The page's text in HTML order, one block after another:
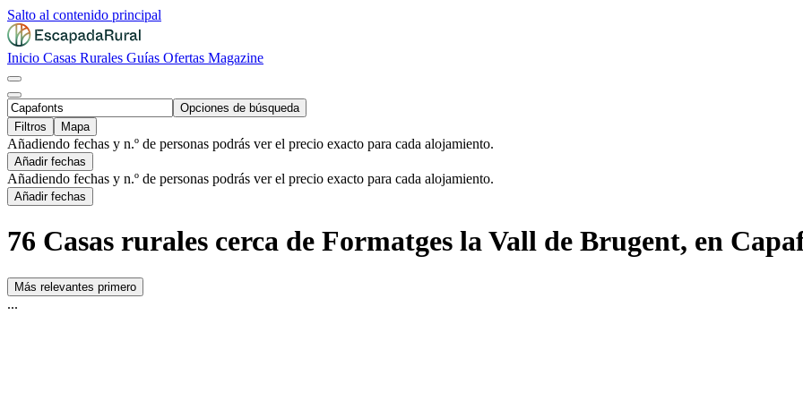
Salto al contenido principal
Inicio Casas Rurales Guías Ofertas Magazine
Opciones de búsqueda
Filtros
Mapa
Añadiendo fechas y n.º de personas podrás ver el precio exacto para cada alojamiento.
Añadir fechas
Añadiendo fechas y n.º de personas podrás ver el precio exacto para cada alojamiento.
Añadir fechas
76 Casas rurales cerca de Formatges la Vall de Brugent, en
Más relevantes primero
...